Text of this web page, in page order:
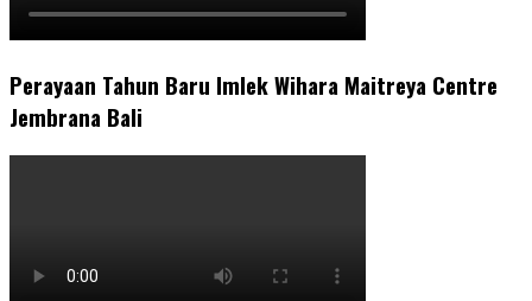
Perayaan Tahun Baru Imlek Wihara Maitreya Centre
Jembrana Bali